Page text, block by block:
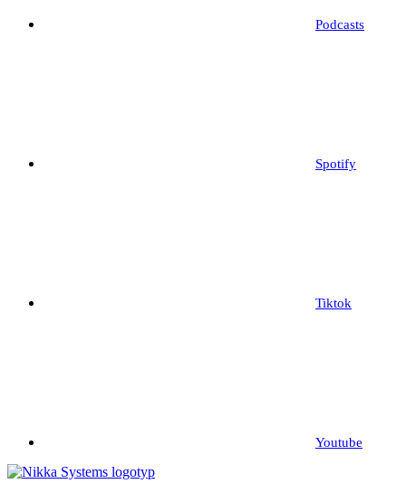
Podcasts
Spotify
Tiktok
Youtube